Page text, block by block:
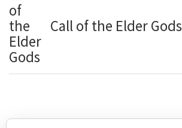
Call of the Elder Gods